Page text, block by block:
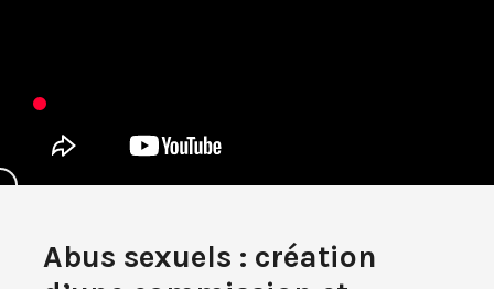
Abus sexuels : création